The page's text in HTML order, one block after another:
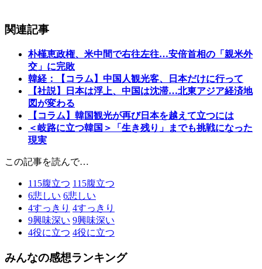
関連記事
朴槿恵政権、米中間で右往左往…安倍首相の「親米外
交」に完敗
韓経：【コラム】中国人観光客、日本だけに行って
【社説】日本は浮上、中国は沈滞…北東アジア経済地
図が変わる
【コラム】韓国観光が再び日本を越えて立つには
＜岐路に立つ韓国＞「生き残り」までも挑戦になった
現実
この記事を読んで…
115腹立つ 115腹立つ
6悲しい 6悲しい
4すっきり 4すっきり
9興味深い 9興味深い
4役に立つ 4役に立つ
みんなの感想ランキング